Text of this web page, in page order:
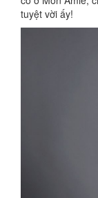
tuyệt vời ấy!